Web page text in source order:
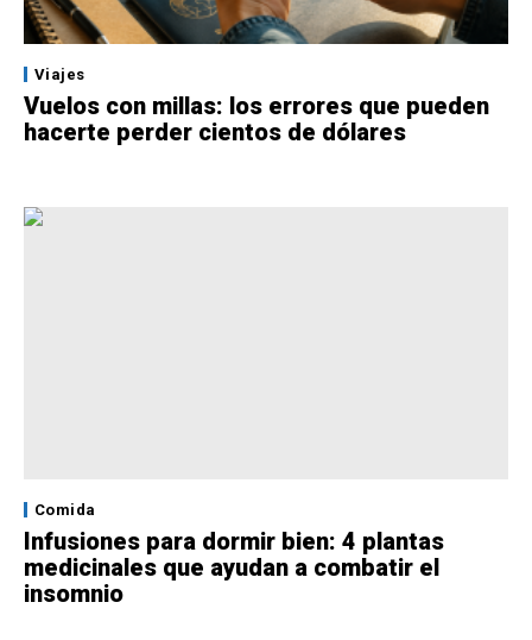
Viajes
Vuelos con millas: los errores que pueden
hacerte perder cientos de dólares
Comida
Infusiones para dormir bien: 4 plantas
medicinales que ayudan a combatir el
insomnio